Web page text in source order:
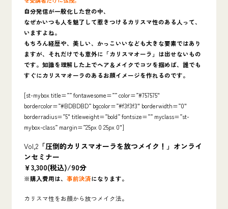
自分発信が一般化した世の中、
なぜかいつも人を魅了して惹きつけるカリスマ性のある人って、
いますよね。
もちろん経歴や、美しい、かっこいいなども大きな要素ではあり
ますが、それだけでも意外に「カリスマオーラ」は出せないもの
です。知識を理解した上でヘア＆メイクでコツを掴めば、誰でも
すぐにカリスマオーラのあるお顔イメージを作れるのです。
[st-mybox title=”” fontawesome=”” color=”#757575″
bordercolor=”#BDBDBD” bgcolor=”#f3f3f3″ borderwidth=”0″
borderradius=”5″ titleweight=”bold” fontsize=”” myclass=”st-
mybox-class” margin=”25px 0 25px 0″]
Vol,2「圧倒的カリスマオーラを放つメイク！」オンライ
ンセミナー
￥3,300(税込)/90分
※購入費用は、 事前決済になります。
カリスマ性をお顔から放つメイク法。